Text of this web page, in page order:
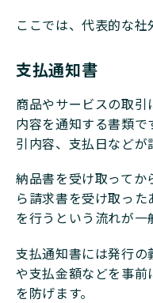
ここでは、代表的な社
支払通知書
商品やサービスの取
内容を通知する書類
引内容、支払日などが
納品書を受け取って
ら請求書を受け取っ
を行うという流れが一
支払通知書には発行
や支払金額などを事
を防げます。